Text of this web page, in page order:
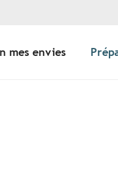
mes envies